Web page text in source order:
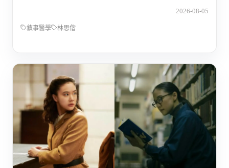
2026-08-05
敘事醫學 林思偕